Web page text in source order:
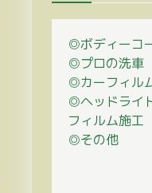
◎ボディーコ
◎プロの洗車
◎カーフィル
◎ヘッドライ
フィルム施工
◎その他